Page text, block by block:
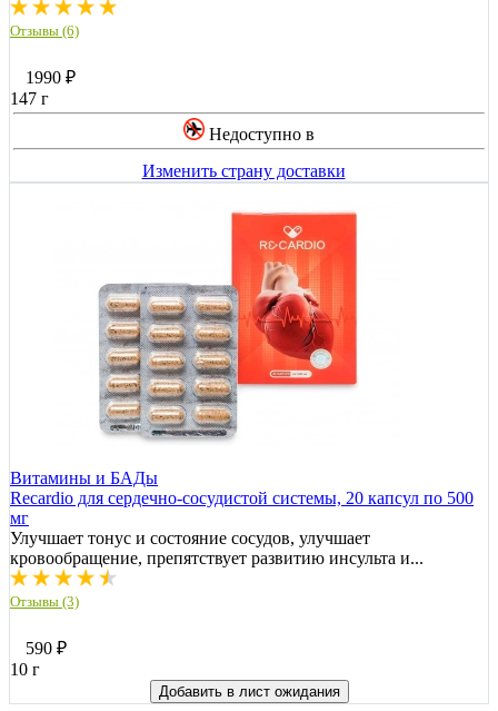
Отзывы (6)
1990 ₽
147 г
Недоступно в
Изменить страну доставки
Витамины и БАДы
Recardio для сердечно-сосудистой системы, 20 капсул по 500
мг
Улучшает тонус и состояние сосудов, улучшает
кровообращение, препятствует развитию инсульта и...
Отзывы (3)
590 ₽
10 г
Добавить в лист ожидания